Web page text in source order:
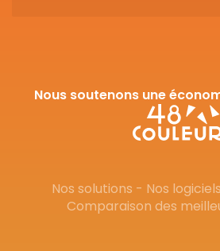
Nous soutenons une
Nos solutions - Nos logiciels
Comparaison des